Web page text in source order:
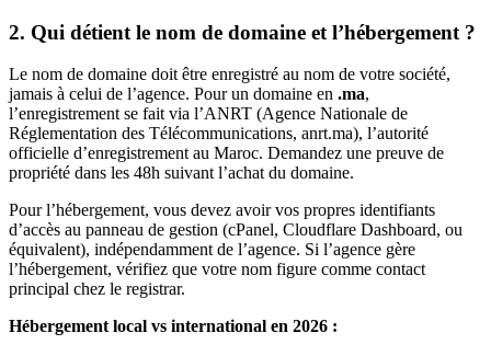
2. Qui détient le nom de domaine et l’hébergement ?
Le nom de domaine doit être enregistré au nom de votre société,
jamais à celui de l’agence. Pour un domaine en .ma,
l’enregistrement se fait via l’ANRT (Agence Nationale de
Réglementation des Télécommunications, anrt.ma), l’autorité
officielle d’enregistrement au Maroc. Demandez une preuve de
propriété dans les 48h suivant l’achat du domaine.
Pour l’hébergement, vous devez avoir vos propres identifiants
d’accès au panneau de gestion (cPanel, Cloudflare Dashboard, ou
équivalent), indépendamment de l’agence. Si l’agence gère
l’hébergement, vérifiez que votre nom figure comme contact
principal chez le registrar.
Hébergement local vs international en 2026 :